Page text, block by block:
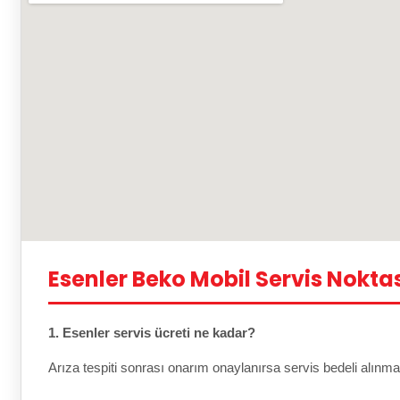
Esenler Beko Mobil Servis
1. Esenler servis ücreti ne kadar?
Arıza tespiti sonrası onarım onaylanırsa servis bedeli